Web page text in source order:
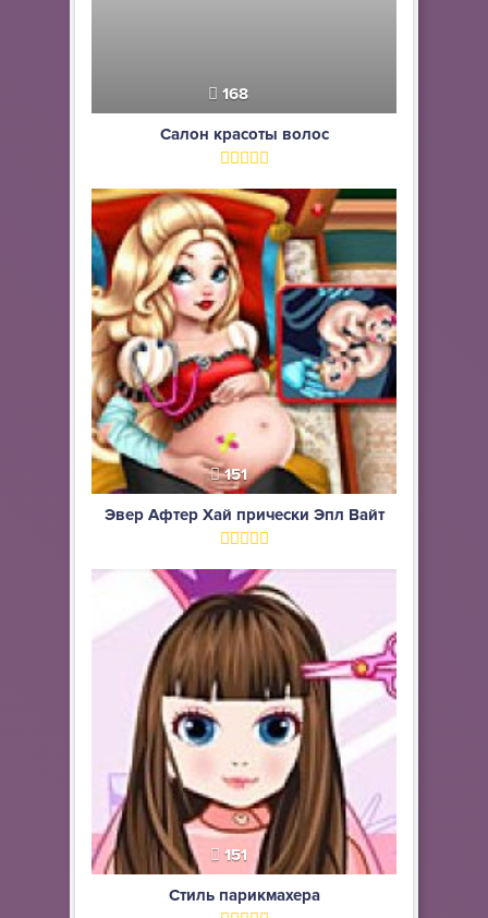
168
Салон красоты волос
151
Эвер Афтер Хай прически Эпл Вайт
151
Стиль парикмахера